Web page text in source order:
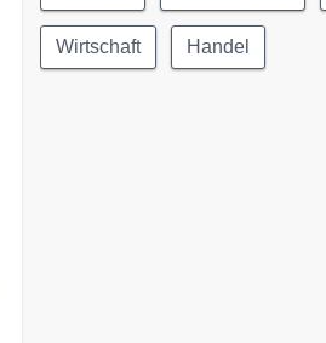
Wirtschaft Handel